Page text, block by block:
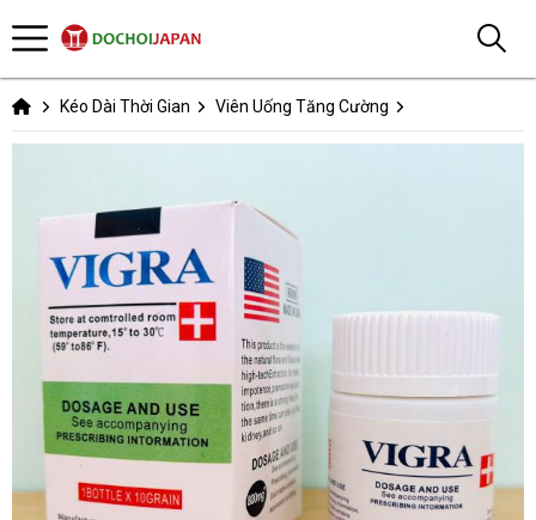
Kéo Dài Thời Gian Viên Uống Tăng Cường